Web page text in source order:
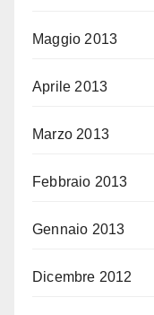
Maggio 2013
Aprile 2013
Marzo 2013
Febbraio 2013
Gennaio 2013
Dicembre 2012